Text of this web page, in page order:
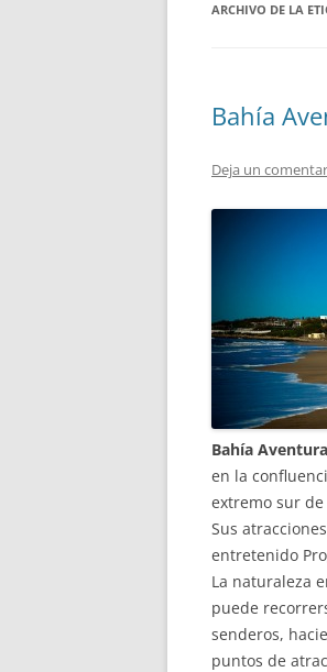
ARCHIVO DE LA
Bahía
Deja un
Bahía
en la
extremo sur
Sus
entretenido
La naturaleza
puede
senderos,
puntos de